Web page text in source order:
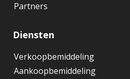
Partners
Diensten
Verkoopbemiddeling
Aankoopbemiddeling